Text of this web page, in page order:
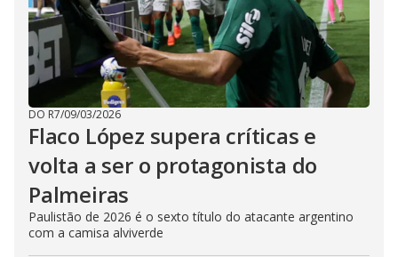
DO R7/09/03/2026
Flaco López supera críticas e
volta a ser o protagonista do
Palmeiras
Paulistão de 2026 é o sexto título do atacante argentino
com a camisa alviverde